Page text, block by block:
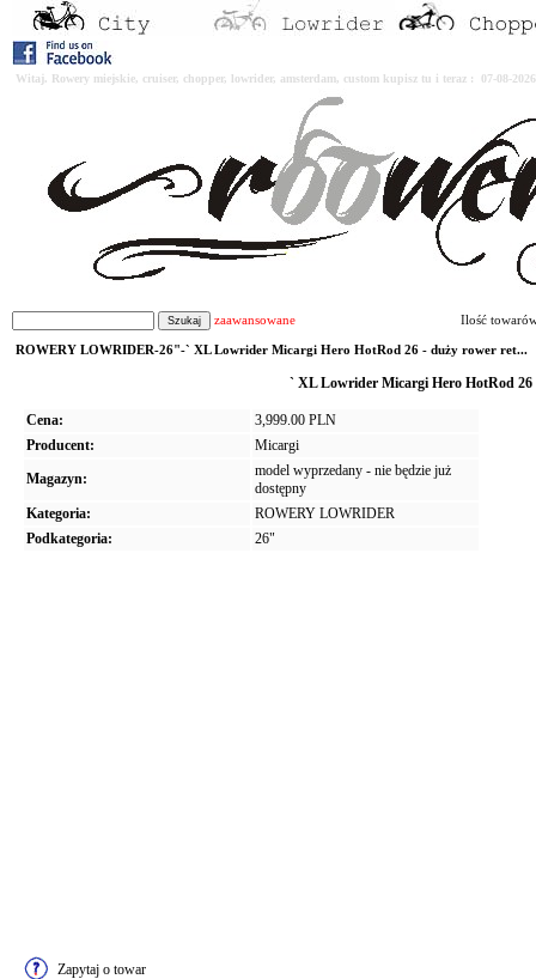
Witaj. Rowery miejskie, cruiser, chopper, lowrider, amsterdam, custom kupisz tu i teraz : 07-08-
zaawansowane Ilość
ROWERY LOWRIDER-26"-` XL Lowrider Micargi Hero HotRod 26 - duży rower ret...
` XL Lowrider Micargi Hero HotRod
Cena:
3,999.00 PLN
Producent:
Micargi
Magazyn:
model wyprzedany - nie będzie już
dostępny
Kategoria:
ROWERY LOWRIDER
Podkategoria:
26"
Zapytaj o towar